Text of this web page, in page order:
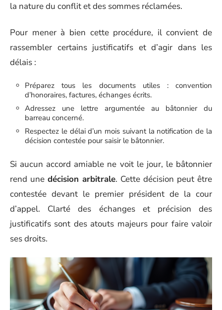
la nature du conflit et des sommes réclamées.
Pour mener à bien cette procédure, il convient de
rassembler certains justificatifs et d’agir dans les
délais :
Préparez tous les documents utiles : convention
d’honoraires, factures, échanges écrits.
Adressez une lettre argumentée au bâtonnier du
barreau concerné.
Respectez le délai d’un mois suivant la notification de la
décision contestée pour saisir le bâtonnier.
Si aucun accord amiable ne voit le jour, le bâtonnier
rend une décision arbitrale. Cette décision peut être
contestée devant le premier président de la cour
d’appel. Clarté des échanges et précision des
justificatifs sont des atouts majeurs pour faire valoir
ses droits.